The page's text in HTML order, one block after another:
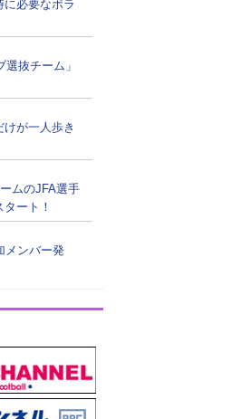
必要なボラ
抜チーム」
けが一人歩き
ムのJFA選手
ート！
メンバー発